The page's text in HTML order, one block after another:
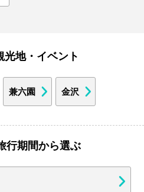
光地・イベント
兼六園 金沢
行期間から選ぶ